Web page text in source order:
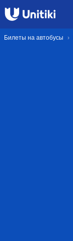
Билеты на автобусы